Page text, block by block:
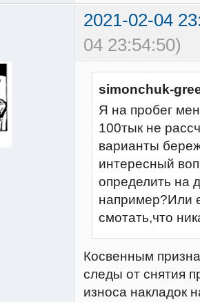
2021-02-04
04 23:54:50)
simonchuk-
Я на пробег
100тык не
варианты
интересный
определить на
например?Или
смотать,что
Косвенным
следы от снятия
износа накладок